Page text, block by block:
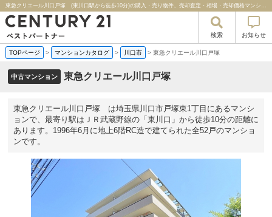
東急クリエール川口戸塚 (東川口駅から徒歩10分)の購入・売り物件、売却査定・相場・売却価格マンション情報｜センチュリー２１ベストパートナー
検索 お知らせ
TOPページ > マンションカタログ > 川口市 > 東急クリエール川口戸塚
中古マンション 東急クリエール川口戸塚
東急クリエール川口戸塚 は埼玉県川口市戸塚東1丁目にあるマンシ
ョンで、最寄り駅はＪＲ武蔵野線の「東川口」から徒歩10分の距離に
あります。1996年6月に地上6階RC造で建てられた全52戸のマンショ
ンです。